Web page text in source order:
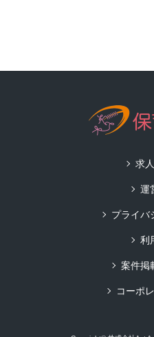
求
運
プライバ
利
案件掲
コーポ